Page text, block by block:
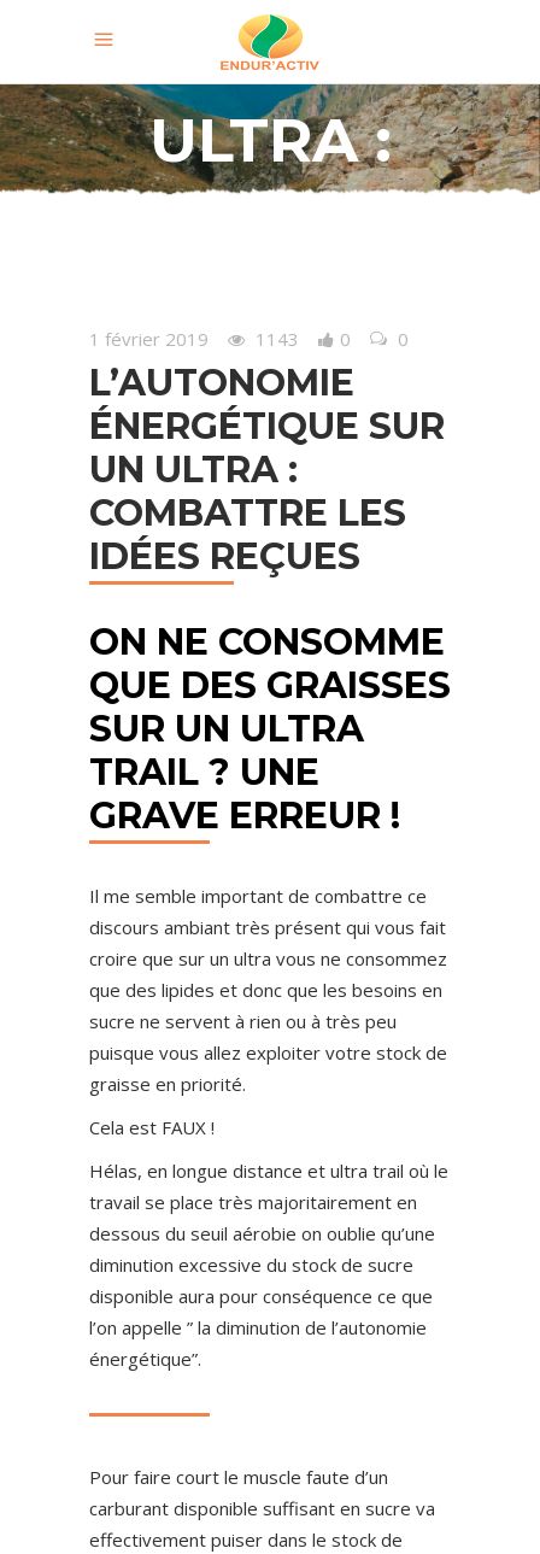
SUR UN
ULTRA :
LES IDÉES
REÇUES
1 février 2019 1143 0 0
L’AUTONOMIE
ÉNERGÉTIQUE SUR
UN ULTRA :
COMBATTRE LES
IDÉES REÇUES
ON NE CONSOMME
QUE DES GRAISSES
SUR UN ULTRA
TRAIL ? UNE
GRAVE ERREUR !
Il me semble important de combattre ce
discours ambiant très présent qui vous fait
croire que sur un ultra vous ne consommez
que des lipides et donc que les besoins en
sucre ne servent à rien ou à très peu
puisque vous allez exploiter votre stock de
graisse en priorité.
Cela est FAUX !
Hélas, en longue distance et ultra trail où le
travail se place très majoritairement en
dessous du seuil aérobie on oublie qu’une
diminution excessive du stock de sucre
disponible aura pour conséquence ce que
l’on appelle ” la diminution de l’autonomie
énergétique”.
Pour faire court le muscle faute d’un
carburant disponible suffisant en sucre va
effectivement puiser dans le stock de